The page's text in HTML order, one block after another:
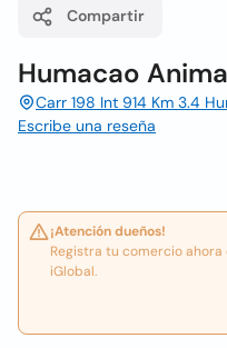
Compartir
Humacao
Carr 198 Int 914 Km 3.4
Escribe una reseña
¡Atención dueños!
Registra tu comercio
iGlobal.